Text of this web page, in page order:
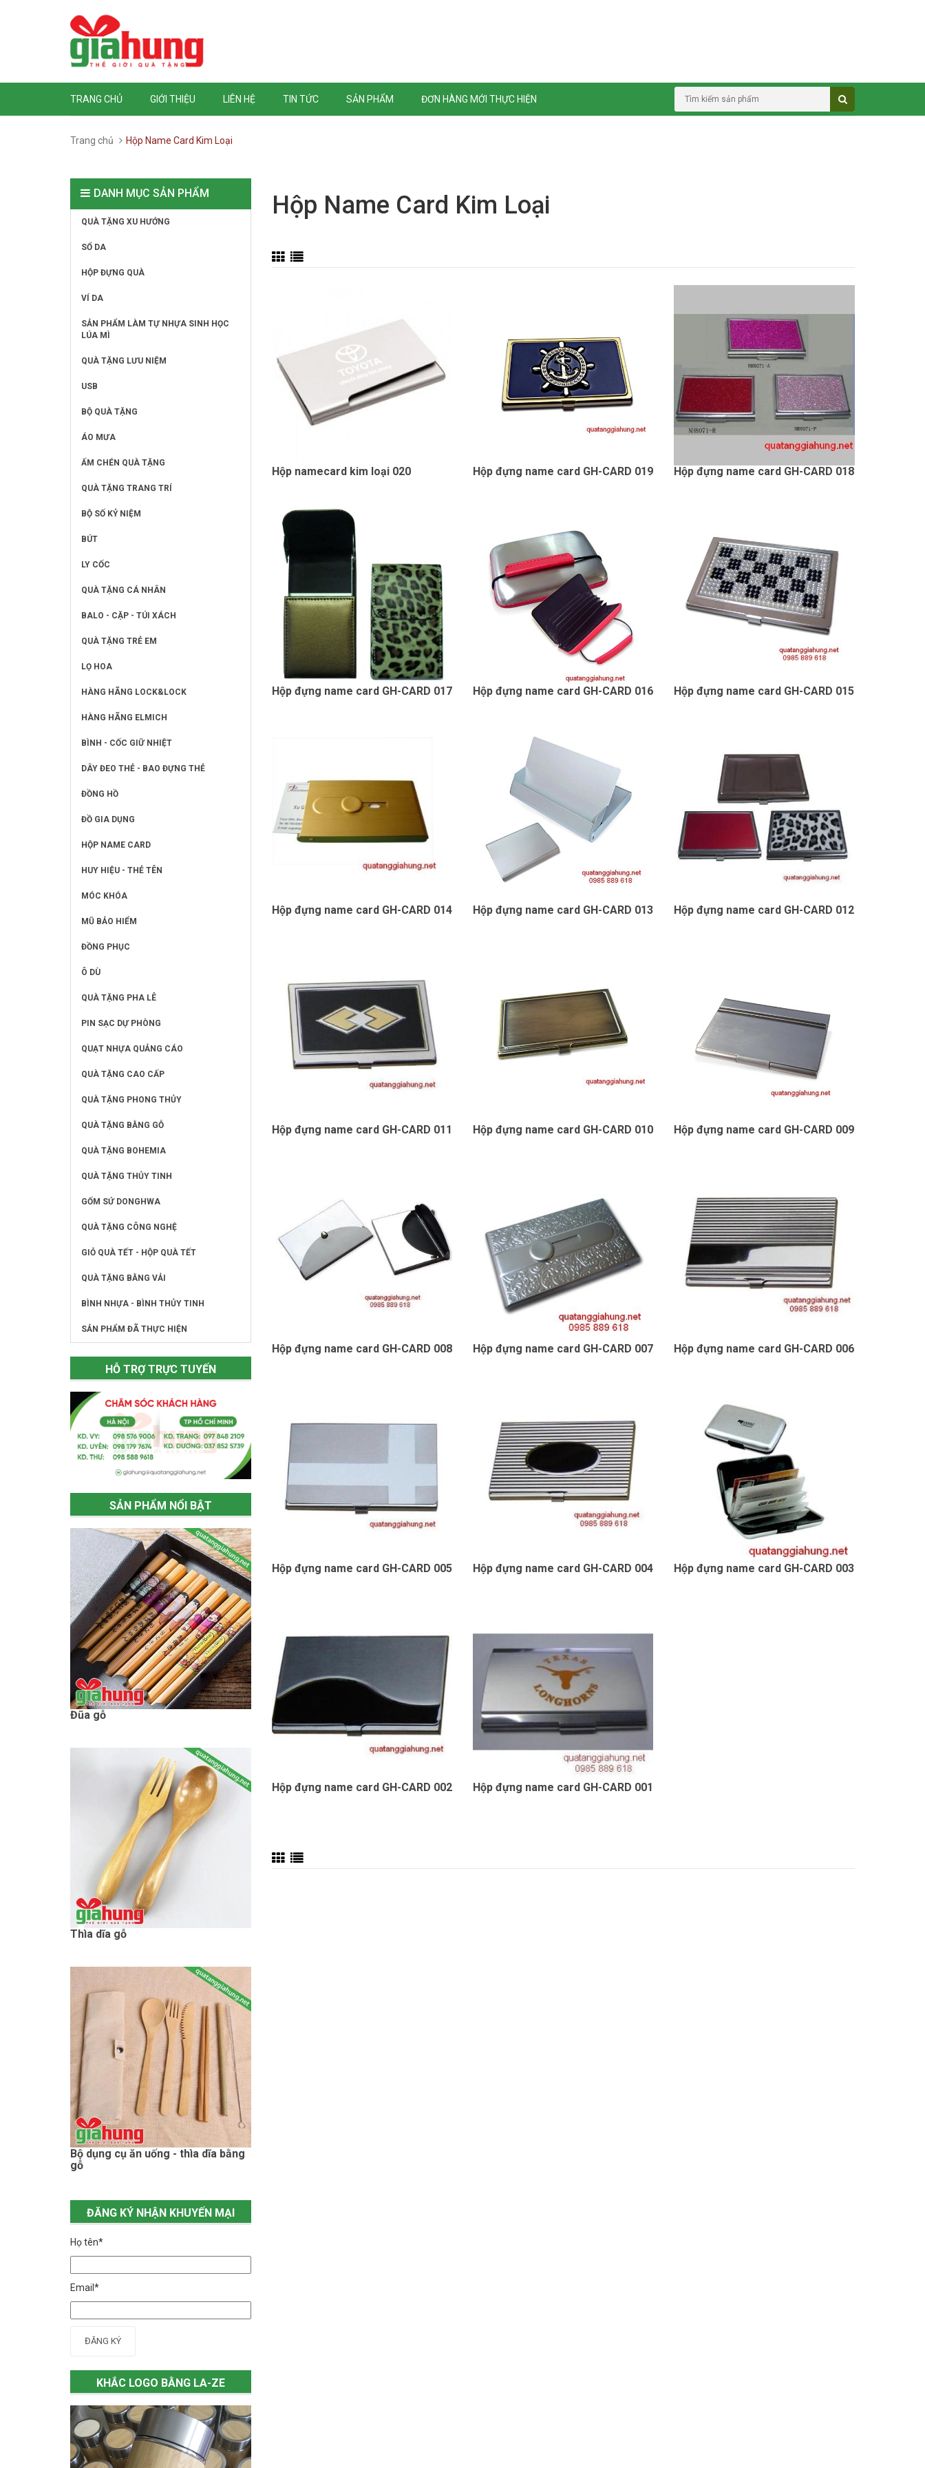
TRANG CHỦ GIỚI THIỆU LIÊN HỆ TIN TỨC SẢN PHẨM ĐƠN HÀNG MỚI THỰC HIỆN
Trang chủ Hộp Name Card Kim Loại
Hộp Name Card Kim Loại
Hộp namecard kim loại 020 Hộp đựng name card GH-CARD 019 Hộp đựng name card GH-CARD 018
Hộp đựng name card GH-CARD 017 Hộp đựng name card GH-CARD 016 Hộp đựng name card GH-CARD 015
Hộp đựng name card GH-CARD 014 Hộp đựng name card GH-CARD 013 Hộp đựng name card GH-CARD 012
Hộp đựng name card GH-CARD 011 Hộp đựng name card GH-CARD 010 Hộp đựng name card GH-CARD 009
Hộp đựng name card GH-CARD 008 Hộp đựng name card GH-CARD 007 Hộp đựng name card GH-CARD 006
Hộp đựng name card GH-CARD 005 Hộp đựng name card GH-CARD 004 Hộp đựng name card GH-CARD 003
Hộp đựng name card GH-CARD 002 Hộp đựng name card GH-CARD 001
DANH MỤC SẢN PHẨM
QUÀ TẶNG XU HƯỚNG
SỔ DA
HỘP ĐỰNG QUÀ
VÍ DA
SẢN PHẨM LÀM TỰ NHỰA SINH HỌC
LÚA MÌ
QUÀ TẶNG LƯU NIỆM
USB
BỘ QUÀ TẶNG
ÁO MƯA
ẤM CHÉN QUÀ TẶNG
QUÀ TẶNG TRANG TRÍ
BỘ SỐ KỶ NIỆM
BÚT
LY CỐC
QUÀ TẶNG CÁ NHÂN
BALO - CẶP - TÚI XÁCH
QUÀ TẶNG TRẺ EM
LỌ HOA
HÀNG HÃNG LOCK&LOCK
HÀNG HÃNG ELMICH
BÌNH - CỐC GIỮ NHIỆT
DÂY ĐEO THẺ - BAO ĐỰNG THẺ
ĐỒNG HỒ
ĐỒ GIA DỤNG
HỘP NAME CARD
HUY HIỆU - THẺ TÊN
MÓC KHÓA
MŨ BẢO HIỂM
ĐỒNG PHỤC
Ô DÙ
QUÀ TẶNG PHA LÊ
PIN SẠC DỰ PHÒNG
QUẠT NHỰA QUẢNG CÁO
QUÀ TẶNG CAO CẤP
QUÀ TẶNG PHONG THỦY
QUÀ TẶNG BẰNG GỖ
QUÀ TẶNG BOHEMIA
QUÀ TẶNG THỦY TINH
GỐM SỨ DONGHWA
QUÀ TẶNG CÔNG NGHỆ
GIỎ QUÀ TẾT - HỘP QUÀ TẾT
QUÀ TẶNG BẰNG VẢI
BÌNH NHỰA - BÌNH THỦY TINH
SẢN PHẨM ĐÃ THỰC HIỆN
HỖ TRỢ TRỰC TUYẾN
SẢN PHẨM NỔI BẬT
Đũa gỗ
Thìa dĩa gỗ
Bộ dụng cụ ăn uống - thìa dĩa bằng
gỗ
ĐĂNG KÝ NHẬN KHUYẾN MẠI
Họ tên*
Email*
ĐĂNG KÝ
KHẮC LOGO BẰNG LA-ZE